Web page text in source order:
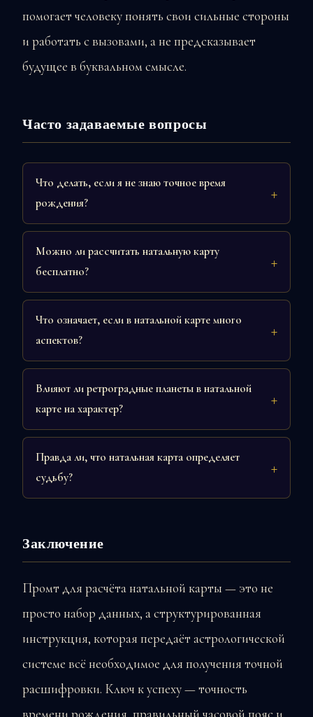
помогает человеку понять свои сильные стороны
и работать с вызовами, а не предсказывает
будущее в буквальном смысле.
Часто задаваемые вопросы
Что делать, если я не знаю точное время
рождения?
Можно ли рассчитать натальную карту
бесплатно?
Что означает, если в натальной карте много
аспектов?
Влияют ли ретроградные планеты в натальной
карте на характер?
Правда ли, что натальная карта определяет
судьбу?
Заключение
Промт для расчёта натальной карты — это не
просто набор данных, а структурированная
инструкция, которая передаёт астрологической
системе всё необходимое для получения точной
расшифровки. Ключ к успеху — точность